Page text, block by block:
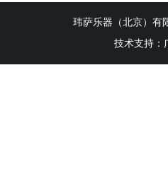
玮萨乐器（北京）有
技术支持：